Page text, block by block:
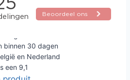
binnen 30 dagen
en Nederland
een 9,1